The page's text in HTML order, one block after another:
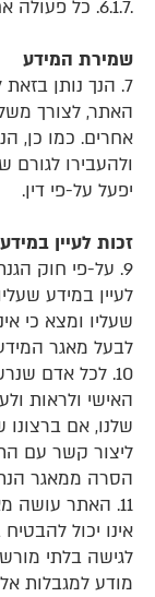
.6.1.7. כל פעולה אחרת המותרת לחברה לפי כל דין.
שמירת המידע
7. הנך נותן
האתר, לצורך
אחרים. כמו כן,
ולהעבירו
יפעל על-פי דין.
זכות לעיין במידע
לעיין במידע
שעליו ומצא כי
לבעל מאגר
10. לכל אדם
האישי ולראות
שלנו, אם
הסרה ממאגר
11. האתר עושה
אינו יכול
לגישה בלתי
מודע למגבלות